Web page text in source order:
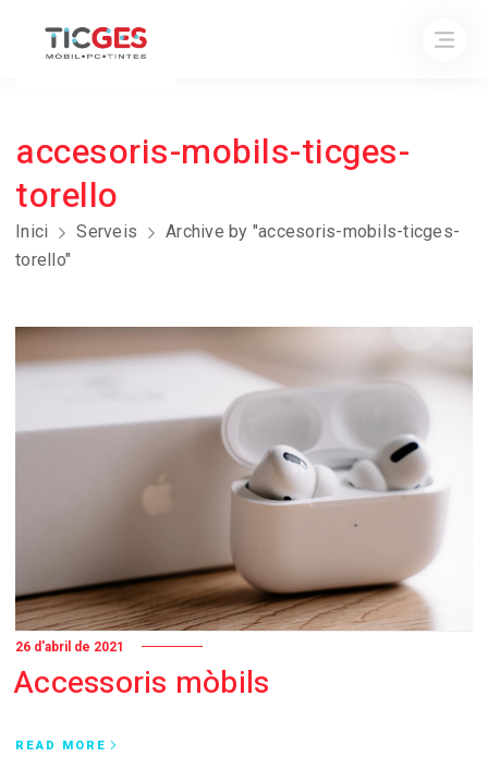
accesoris-mobils-ticges-
torello
Inici Serveis
Archive by "accesoris-mobils-ticges-
torello"
26 d'abril de 2021
Accessoris mòbils
READ MORE